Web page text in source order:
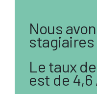
Nous
Le taux
est de 4,6